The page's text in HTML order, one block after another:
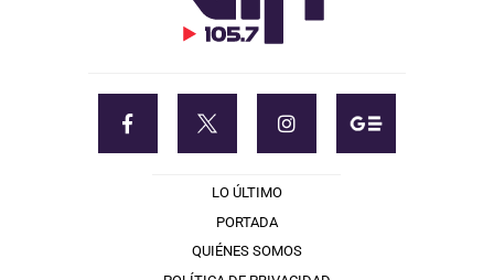
LO ÚLTIMO
PORTADA
QUIÉNES SOMOS